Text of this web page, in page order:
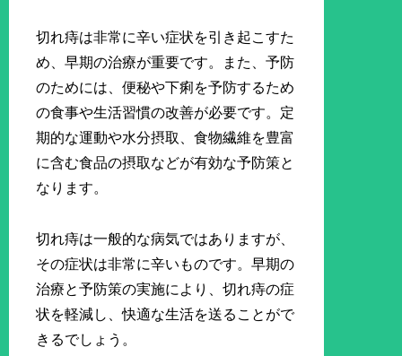
切れ痔は非常に辛い症状を引き起こすた
め、早期の治療が重要です。また、予防
のためには、便秘や下痢を予防するため
の食事や生活習慣の改善が必要です。定
期的な運動や水分摂取、食物繊維を豊富
に含む食品の摂取などが有効な予防策と
なります。
切れ痔は一般的な病気ではありますが、
その症状は非常に辛いものです。早期の
治療と予防策の実施により、切れ痔の症
状を軽減し、快適な生活を送ることがで
きるでしょう。